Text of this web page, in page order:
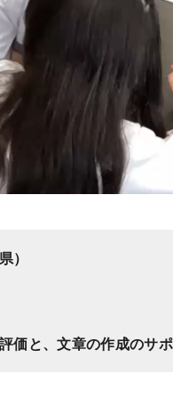
）
価と、文章の作成のサ